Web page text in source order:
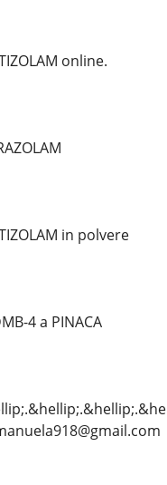
online.
in polvere
4 a PINACA